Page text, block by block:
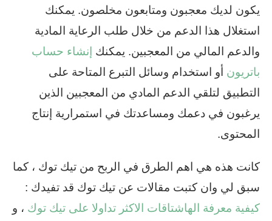
يكون لديك معجبون ومتابعون مخلصون. يمكنك
استغلال هذا الدعم من خلال طلب الرعاية المادية
والدعم المالي من المعجبين. يمكنك إنشاء حساب
باتريون أو استخدام وسائل التبرع المتاحة على
التطبيق لتلقي الدعم المادي من المعجبين الذين
يرغبون في دعمك ومساعدتك في استمرارية إنتاج
المحتوى.
كانت هذه هي اهم الطرق في الربح من تيك توك ، كما
سبق لي وان كتبت مقالات عن تيك توك قد تفيدك :
كيفية معرفة الهاشتاقات الاكثر تداولا على تيك توك ، و